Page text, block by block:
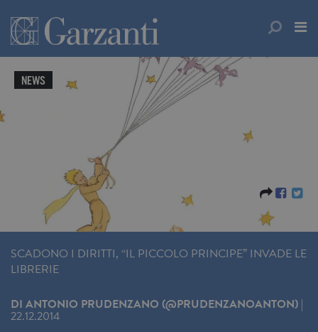
NEWS
SCADONO I DIRITTI, “IL PICCOLO PRINCIPE” INVADE LE
LIBRERIE
DI ANTONIO PRUDENZANO (@PRUDENZANOANTON) |
22.12.2014